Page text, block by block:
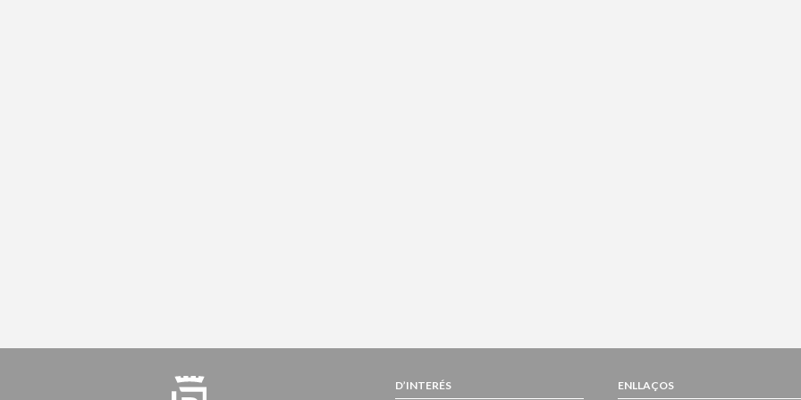
D’INTERÉS ENLLAÇOS